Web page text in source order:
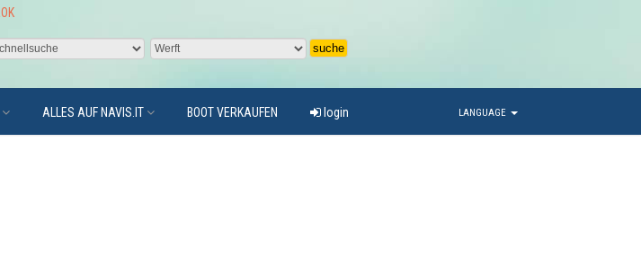
LANGUAGE
ALLES AUF NAVIS.IT BOOT VERKAUFEN login